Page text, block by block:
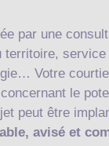
par une
service
Votre
le
peut être
avisé et